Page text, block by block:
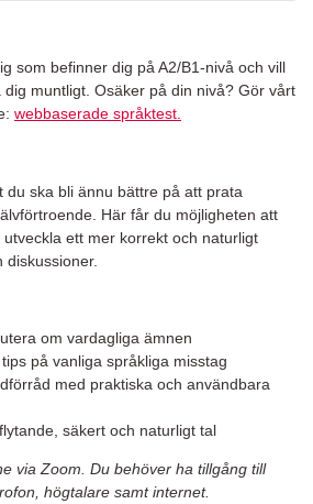
som befinner dig på A2/B1-nivå och vill
muntligt. Osäker på din nivå? Gör vårt
webbaserade språktest.
du ska bli ännu bättre på att prata
Här får du möjligheten att
ett mer korrekt och naturligt
om vardagliga ämnen
på vanliga språkliga misstag
med praktiska och användbara
säkert och naturligt tal
via Zoom. Du behöver ha tillgång till
högtalare samt internet.